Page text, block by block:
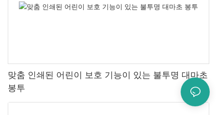
맞춤 인쇄된 어린이 보호 기능이 있는 불투명 대마초
봉투